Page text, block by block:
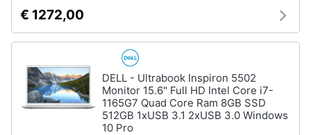
€ 1272,00
DELL - Ultrabook Inspiron 5502
Monitor 15.6" Full HD Intel Core i7-
1165G7 Quad Core Ram 8GB SSD
512GB 1xUSB 3.1 2xUSB 3.0 Windows
10 Pro